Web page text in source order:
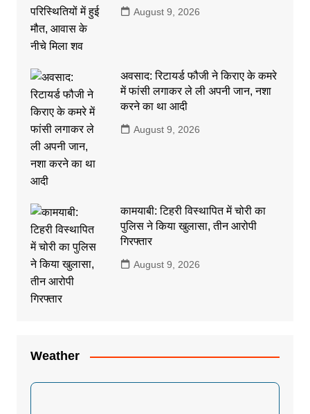
August 9, 2026
अवसाद: रिटायर्ड फौजी ने किराए के कमरे
में फांसी लगाकर ले ली अपनी जान, नशा
करने का था आदी
August 9, 2026
कामयाबी: टिहरी विस्थापित में चोरी का
पुलिस ने किया खुलासा, तीन आरोपी
गिरफ्तार
August 9, 2026
Weather